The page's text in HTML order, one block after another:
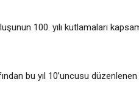
100. yılı kutlamaları
bu yıl 10’uncusu